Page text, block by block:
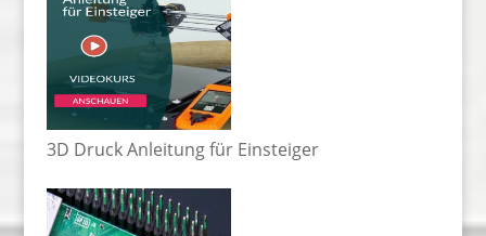
3D Druck Anleitung für Einsteiger